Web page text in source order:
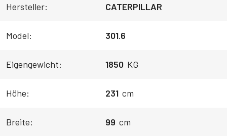
Hersteller: CATERPILLAR
Model: 301.6
Eigengewicht: 1850 KG
Höhe: 231 cm
Breite: 99 cm